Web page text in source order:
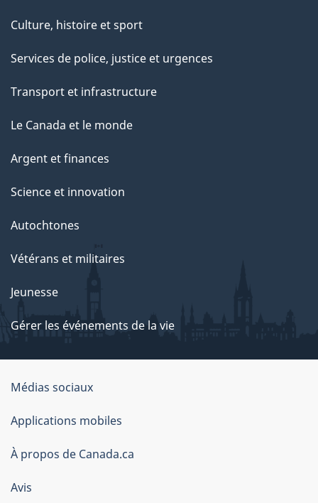
Culture, histoire et sport
Services de police, justice et urgences
Transport et infrastructure
Le Canada et le monde
Argent et finances
Science et innovation
Autochtones
Vétérans et militaires
Jeunesse
Gérer les événements de la vie
Organisation
du
gouvernement
du
Canada
Médias sociaux
Applications mobiles
À propos de Canada.ca
Avis